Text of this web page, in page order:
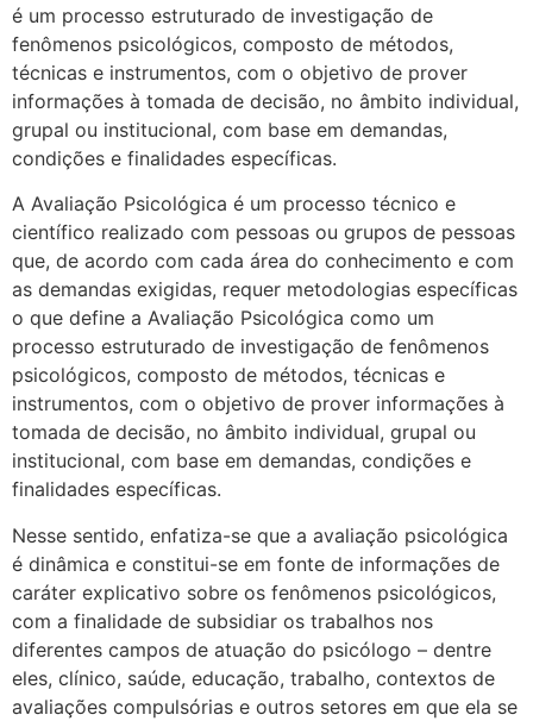
é um processo estruturado de investigação de
fenômenos psicológicos, composto de métodos,
técnicas e instrumentos, com o objetivo de prover
informações à tomada de decisão, no âmbito individual,
grupal ou institucional, com base em demandas,
condições e finalidades específicas.
A Avaliação Psicológica é um processo técnico e
científico realizado com pessoas ou grupos de pessoas
que, de acordo com cada área do conhecimento e com
as demandas exigidas, requer metodologias específicas
o que define a Avaliação Psicológica como um
processo estruturado de investigação de fenômenos
psicológicos, composto de métodos, técnicas e
instrumentos, com o objetivo de prover informações à
tomada de decisão, no âmbito individual, grupal ou
institucional, com base em demandas, condições e
finalidades específicas.
Nesse sentido, enfatiza-se que a avaliação psicológica
é dinâmica e constitui-se em fonte de informações de
caráter explicativo sobre os fenômenos psicológicos,
com a finalidade de subsidiar os trabalhos nos
diferentes campos de atuação do psicólogo – dentre
eles, clínico, saúde, educação, trabalho, contextos de
avaliações compulsórias e outros setores em que ela se